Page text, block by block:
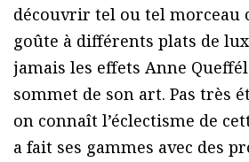
découvrir tel ou tel morceau
goûte à différents plats de
jamais les effets Anne
sommet de son art. Pas très
on connaît l’éclectisme de
a fait ses gammes avec des